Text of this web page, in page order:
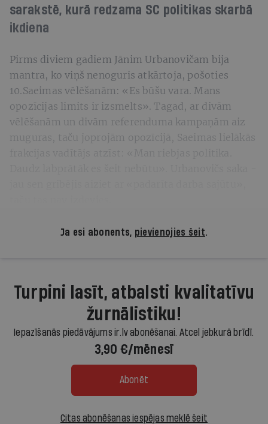
sarakstē, kurā redzama SC politikas skarbā
ikdiena
Pirms diviem gadiem Jānim Urbanovičam bija
mantra, ko viņš nenoguris atkārtoja, pošoties
10.Saeimas vēlēšanām: «Es būšu vara. Mans
opozīcijas limits ir izsmelts». Tagad, ar divām
vēlēšanām un divām referenduma kampaņām aiz
muguras, taču joprojām opozīcijā, Saeimas lielākās
Ja esi abonents, pievienojies šeit.
Turpini lasīt, atbalsti kvalitatīvu
žurnālistiku!
Iepazīšanās piedāvājums ir.lv abonēšanai. Atcel jebkurā brīdī.
3,90 €/mēnesī
Abonēt
Citas abonēšanas iespējas meklē šeit